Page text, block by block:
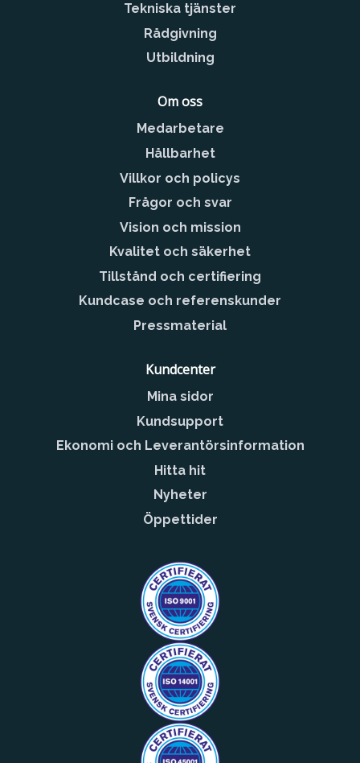
Tekniska tjänster
Rådgivning
Utbildning
Om oss
Medarbetare
Hållbarhet
Villkor och policys
Frågor och svar
Vision och mission
Kvalitet och säkerhet
Tillstånd och certifiering
Kundcase och referenskunder
Pressmaterial
Kundcenter
Mina sidor
Kundsupport
Ekonomi och Leverantörsinformation
Hitta hit
Nyheter
Öppettider